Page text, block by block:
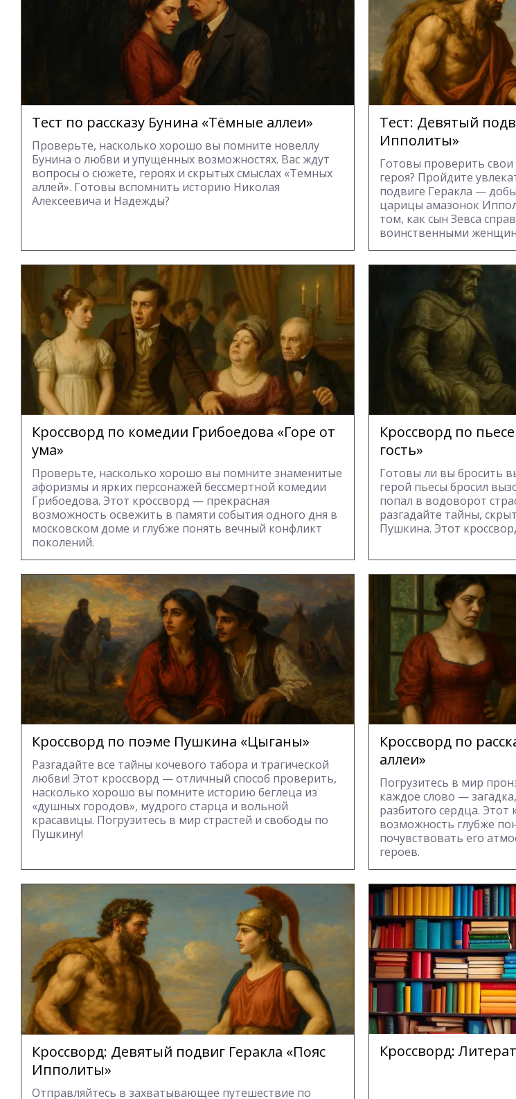
Тест по рассказу Бунина «Тёмные аллеи»
Проверьте, насколько хорошо вы помните новеллу
Бунина о любви и упущенных возможностях. Вас ждут
вопросы о сюжете, героях и скрытых смыслах «Темных
аллей». Готовы вспомнить историю Николая
Алексеевича и Надежды?
Тест: Девятый
Ипполиты»
Готовы проверить свои
героя? Пройдите
подвиге Геракла —
царицы амазонок
том, как сын Зевса
воинственными
Кроссворд по комедии Грибоедова «Горе от
ума»
Проверьте, насколько хорошо вы помните знаменитые
афоризмы и ярких персонажей бессмертной комедии
Грибоедова. Этот кроссворд — прекрасная
возможность освежить в памяти события одного дня в
московском доме и глубже понять вечный конфликт
поколений.
Кроссворд по
гость»
Готовы ли вы бросить
герой пьесы бросил
попал в водоворот
разгадайте тайны,
Пушкина. Этот
Кроссворд по поэме Пушкина «Цыганы»
Разгадайте все тайны кочевого табора и трагической
любви! Этот кроссворд — отличный способ проверить,
насколько хорошо вы помните историю беглеца из
«душных городов», мудрого старца и вольной
красавицы. Погрузитесь в мир страстей и свободы по
Пушкину!
Кроссворд по
аллеи»
Погрузитесь в мир
каждое слово —
разбитого сердца.
возможность глубже
почувствовать его
героев.
Кроссворд: Девятый подвиг Геракла «Пояс
Ипполиты»
Отправляйтесь в захватывающее путешествие по
Кроссворд: